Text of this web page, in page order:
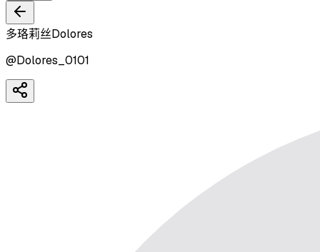
多珞莉丝Dolores
@Dolores_0101